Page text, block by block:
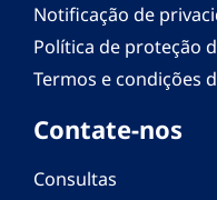
Notificação de
Política de proteção
Termos e condições
Contate-nos
Consultas